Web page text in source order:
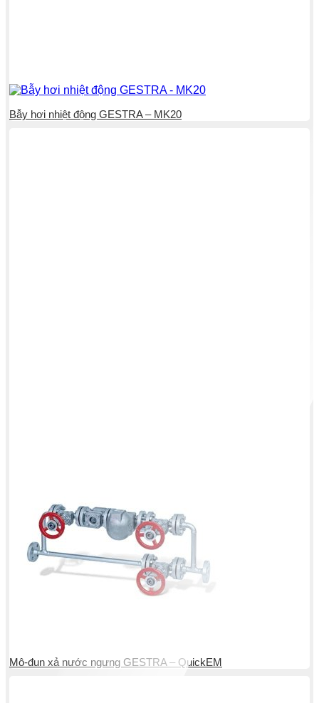
Bẫy hơi nhiệt động GESTRA – MK20
Mô-đun xả nước ngưng GESTRA – QuickEM